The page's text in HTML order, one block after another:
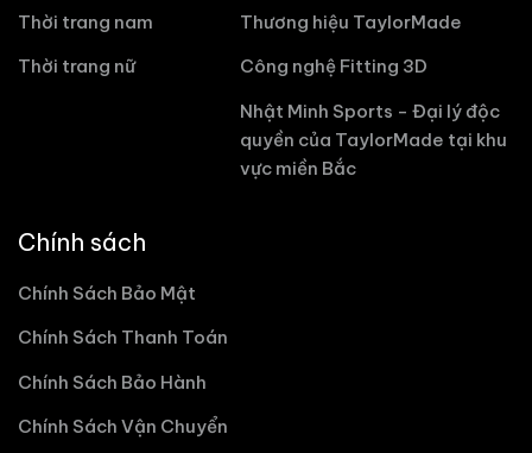
Thời trang nam
Thời trang nữ
Thương hiệu TaylorMade
Công nghệ Fitting 3D
Nhật Minh Sports - Đại lý độc
quyền của TaylorMade tại khu
vực miền Bắc
Chính sách
Chính Sách Bảo Mật
Chính Sách Thanh Toán
Chính Sách Bảo Hành
Chính Sách Vận Chuyển